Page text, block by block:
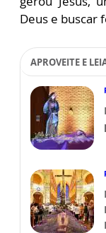
Deus e buscar
APROVEITE E